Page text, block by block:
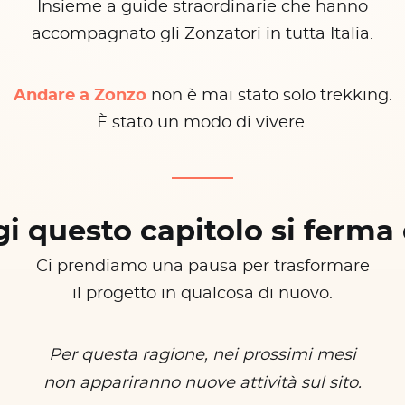
Insieme a guide straordinarie che hanno
accompagnato gli Zonzatori in tutta Italia.
Andare a Zonzonon è mai stato solo trekking.
È stato un modo di vivere.
questo capitolo si ferma
Ci prendiamo una pausa per trasformare
il progetto in qualcosa di nuovo.
Per questa ragione, nei prossimi mesi
non appariranno nuove attività sul sito.